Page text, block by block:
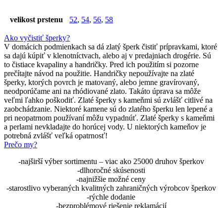
velikost prstenu 52, 54, 56, 58
Ako vyčistiť šperky?
V domácich podmienkach sa dá zlatý šperk čistiť prípravkami, ktoré
sa dajú kúpiť v klenotníctvach, alebo aj v predajniach drogérie. Sú
to čistiace kvapaliny a handričky. Pred ich použitím si pozorne
prečítajte návod na použitie. Handričky nepoužívajte na zlaté
šperky, ktorých povrch je matovaný, alebo jemne gravírovaný,
neodporúčame ani na rhódiované zlato. Takáto úprava sa môže
veľmi ľahko poškodiť. Zlaté šperky s kameňmi sú zvlášť citlivé na
zaobchádzanie. Niektoré kamene sú do zlatého šperku len lepené a
pri neopatrnom používaní môžu vypadnúť. Zlaté šperky s kameňmi
a perlami nevkladajte do horúcej vody. U niektorých kameňov je
potrebná zvlášť veľká opatrnosť!
Prečo my?
-najširší výber sortimentu – viac ako 25000 druhov šperkov
-dlhoročné skúsenosti
-najnižšie možné ceny
-starostlivo vyberaných kvalitných zahraničných výrobcov šperkov
-rýchle dodanie
-bezproblémové riešenie reklamácií